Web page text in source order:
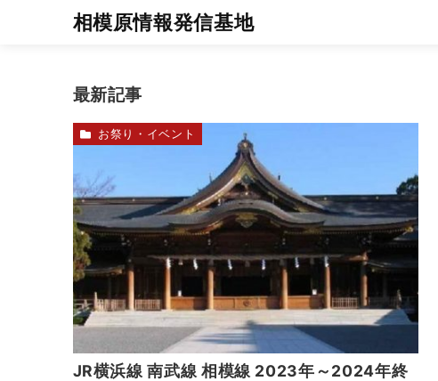
相模原情報発信基地
最新記事
JR横浜線 南武線 相模線 2023年～2024年終
お祭り・イベント